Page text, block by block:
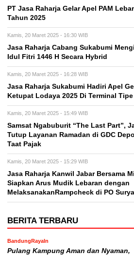
PT Jasa Raharja Gelar Apel PAM
Tahun 2025
Kamis, 20 Maret 2025 - 16:30 WIB
Jasa Raharja Cabang Sukabumi
Idul Fitri 1446 H Secara Hybrid
Kamis, 20 Maret 2025 - 16:28 WIB
Jasa Raharja Sukabumi Hadiri Apel
Ketupat Lodaya 2025 Di Terminal
Kamis, 20 Maret 2025 - 15:49 WIB
Samsat Ngabuburit “The Last Part”,
Tutup Layanan Ramadan di GDC
Taat Pajak
Kamis, 20 Maret 2025 - 15:29 WIB
Jasa Raharja Kanwil Jabar Bersama
Siapkan Arus Mudik Lebaran dengan
MelaksanakanRampcheck di PO
BERITA TERBARU
BandungRayaIn
Pulang Kampung Aman dan Nyaman,